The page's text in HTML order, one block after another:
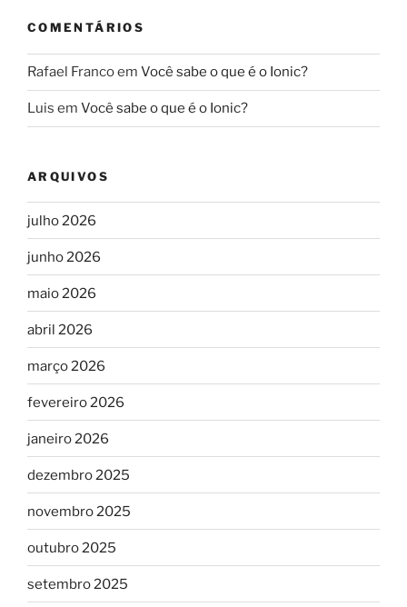
COMENTÁRIOS
Rafael Francoem Você sabe o que é o Ionic?
Luis em Você sabe o que é o Ionic?
ARQUIVOS
julho 2026
junho 2026
maio 2026
abril 2026
março 2026
fevereiro 2026
janeiro 2026
dezembro 2025
novembro 2025
outubro 2025
setembro 2025